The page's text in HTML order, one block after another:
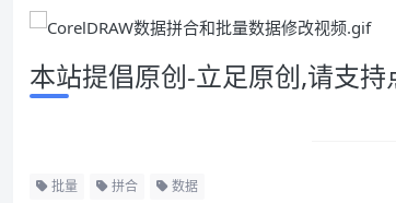
本站提倡原创-立足原创,请支持
批量 拼合 数据